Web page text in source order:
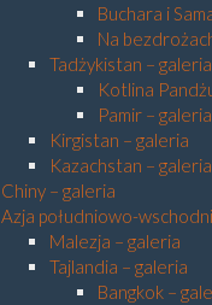
Buchara i
Na
Tadżykistan – galeria
Kotlina
Pamir – galeria
Kirgistan – galeria
Kazachstan – galeria
Chiny – galeria
Azja południowo-
Malezja – galeria
Tajlandia – galeria
Bangkok –